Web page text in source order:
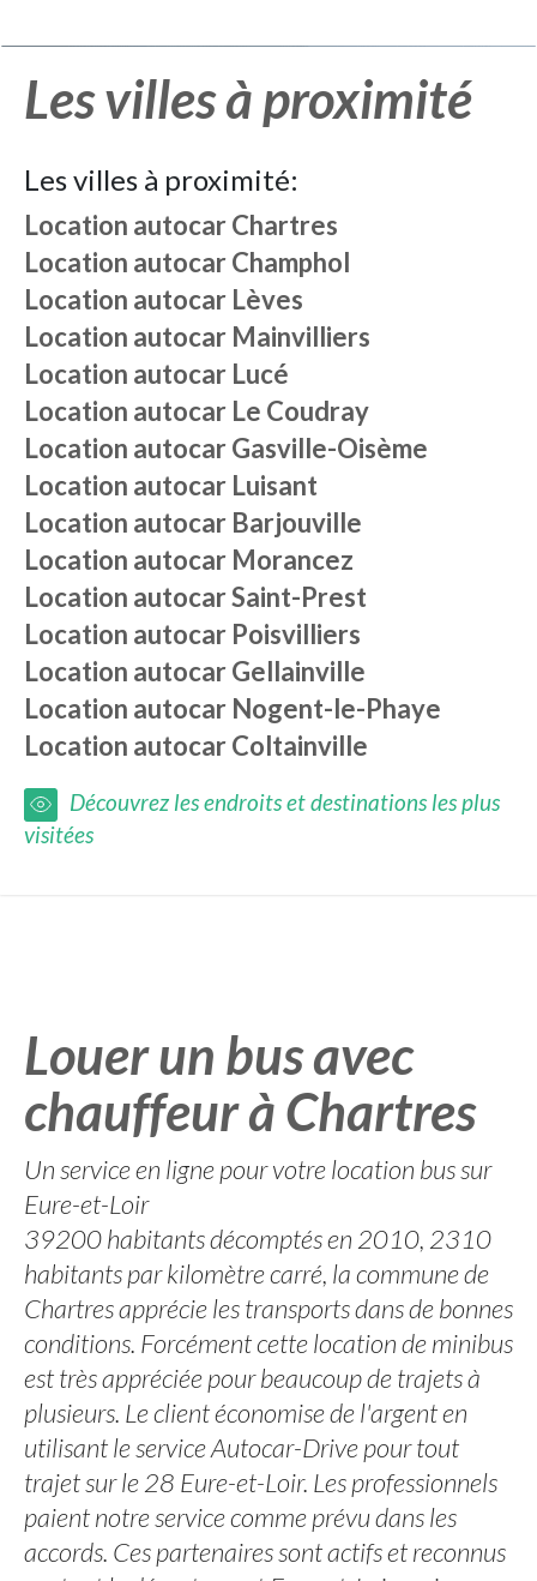
Les villes à proximité
Les villes à proximité:
Location autocarChartres
Location autocarChamphol
Location autocar Lèves
Location autocar Mainvilliers
Location autocar Lucé
Location autocar Le Coudray
Location autocarGasville-Oisème
Location autocar Luisant
Location autocar Barjouville
Location autocar Morancez
Location autocarSaint-Prest
Location autocar Poisvilliers
Location autocarGellainville
Location autocar Nogent-le-Phaye
Location autocarColtainville
Découvrez les endroits et destinations les plus
visitées
Louer un bus avec
chauffeur à Chartres
Un service en ligne pour votre location bus sur
Eure-et-Loir
39200 habitants décomptés en 2010, 2310
habitants par kilomètre carré, la commune de
Chartres apprécie les transports dans de bonnes
conditions. Forcément cette location de minibus
est très appréciée pour beaucoup de trajets à
plusieurs. Le client économise de l'argent en
utilisant le service Autocar-Drive pour tout
trajet sur le 28 Eure-et-Loir. Les professionnels
paient notre service comme prévu dans les
accords. Ces partenaires sont actifs et reconnus